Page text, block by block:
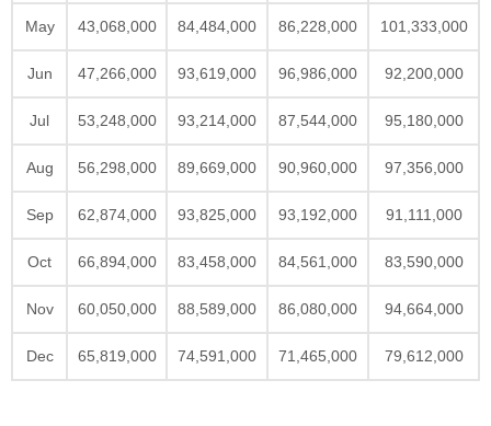
May 43,068,000 84,484,000 86,228,000 101,333,000
Jun 47,266,000 93,619,000 96,986,000 92,200,000
Jul 53,248,000 93,214,000 87,544,000 95,180,000
Aug 56,298,000 89,669,000 90,960,000 97,356,000
Sep 62,874,000 93,825,000 93,192,000 91,111,000
Oct 66,894,000 83,458,000 84,561,000 83,590,000
Nov 60,050,000 88,589,000 86,080,000 94,664,000
Dec 65,819,000 74,591,000 71,465,000 79,612,000